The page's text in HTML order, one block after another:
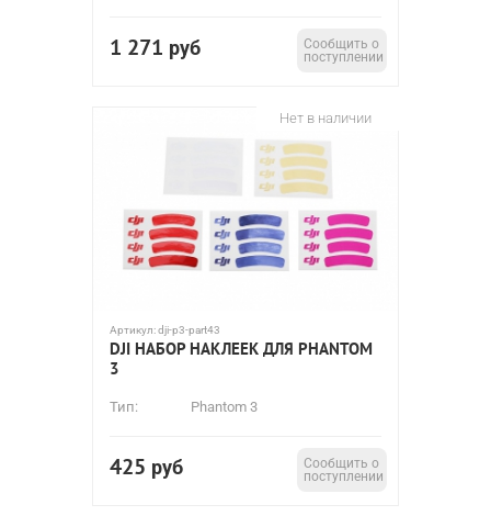
1 271 руб
Сообщить о
поступлении
Нет в наличии
Артикул:dji-p3-part43
DJI НАБОР НАКЛЕЕК ДЛЯ PHANTOM
3
Тип: Phantom 3
425 руб
Сообщить о
поступлении